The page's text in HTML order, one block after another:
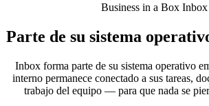
Business in a Box Inbox
Parte de su sistema
Inbox forma parte de su sistema operativo
interno permanece conectado a sus tareas,
trabajo del equipo — para que nada se